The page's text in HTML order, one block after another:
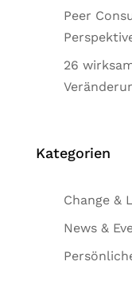
Peer
26
Kategorien
Change &
News &